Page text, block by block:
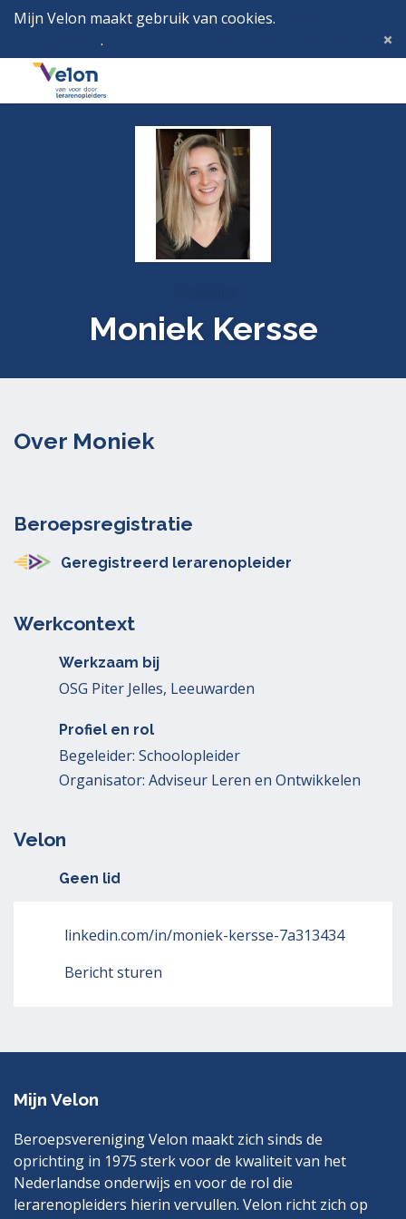
Mijn Velon maakt gebruik van cookies.
.
Menu
Moniek Kersse
Over Moniek
Beroepsregistratie
Geregistreerd lerarenopleider
Werkcontext
Werkzaam bij
OSG Piter Jelles, Leeuwarden
Profiel en rol
Begeleider: Schoolopleider
Organisator: Adviseur Leren en Ontwikkelen
Velon
Geen lid
linkedin.com/in/moniek-kersse-7a313434
Bericht sturen
Mijn Velon
Beroepsvereniging Velon maakt zich sinds de
oprichting in 1975 sterk voor de kwaliteit van het
Nederlandse onderwijs en voor de rol die
lerarenopleiders hierin vervullen. Velon richt zich op